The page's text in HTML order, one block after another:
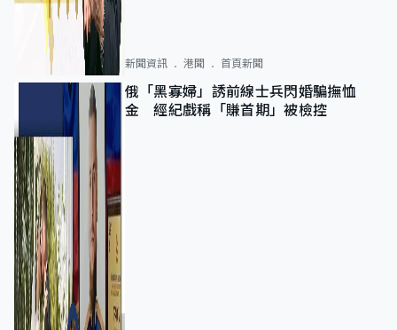
新聞資訊 港聞 首頁新聞
俄「黑寡婦」誘前線士兵閃婚騙撫恤
金 經紀戲稱「賺首期」被檢控